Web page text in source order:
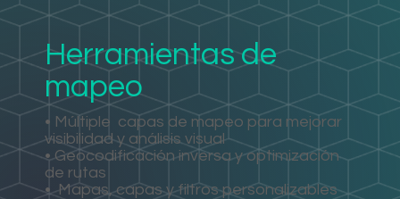
Herramientas de
mapeo
• Múltiple capas de mapeo para mejorar
visibilidad y análisis visual
• Geocodificación inversa y optimización
de rutas
• Mapas, capas y filtros personalizables